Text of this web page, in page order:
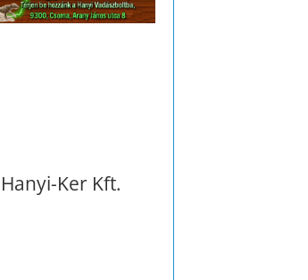
Hanyi-Ker Kft.